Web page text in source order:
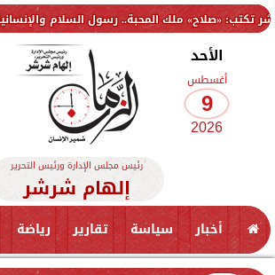
3070 فرصة عمل جديدة بالقطاع الخاص.. وظائف برواتب تصل إلى 9500 جنيه ملك المحبة.. رسول السلام والإنسانية
الأحد
أغسطس
9
2026
رئيس مجلس الإدارة ورئيس التحرير
إلهام شرشر
أخبار سياسة تقارير رياضة